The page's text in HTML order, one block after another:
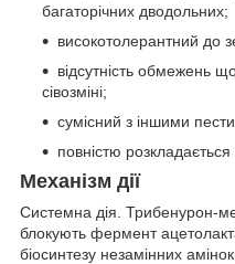
багаторічних дводольних;
високотолерантний до
відсутність обмежень
сівозміні;
cумісний з іншими
повністю
Механiзм дії
Системна дія. Трибенурон-
блокують фермент
біосинтезу незамінних